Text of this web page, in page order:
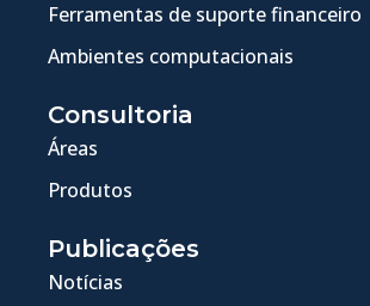
Ferramentas de suporte financeiro
Ambientes computacionais
Consultoria
Áreas
Produtos
Publicações
Notícias